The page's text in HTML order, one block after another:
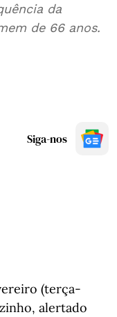
da
de 66 anos.
Siga-nos
(terça-
alertado